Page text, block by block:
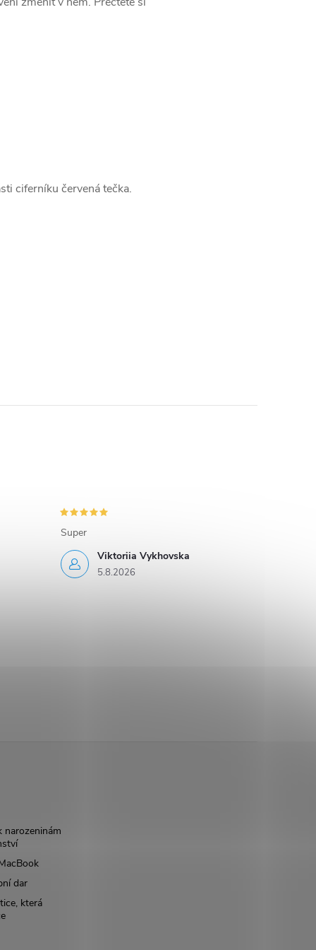
ciferníku červená tečka.
Viktoriia Vykhovska
5.8.2026
Super
narozeninám
dar
která